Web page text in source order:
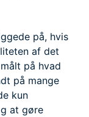
på, hvis
af det
på hvad
på mange
kun
at gøre